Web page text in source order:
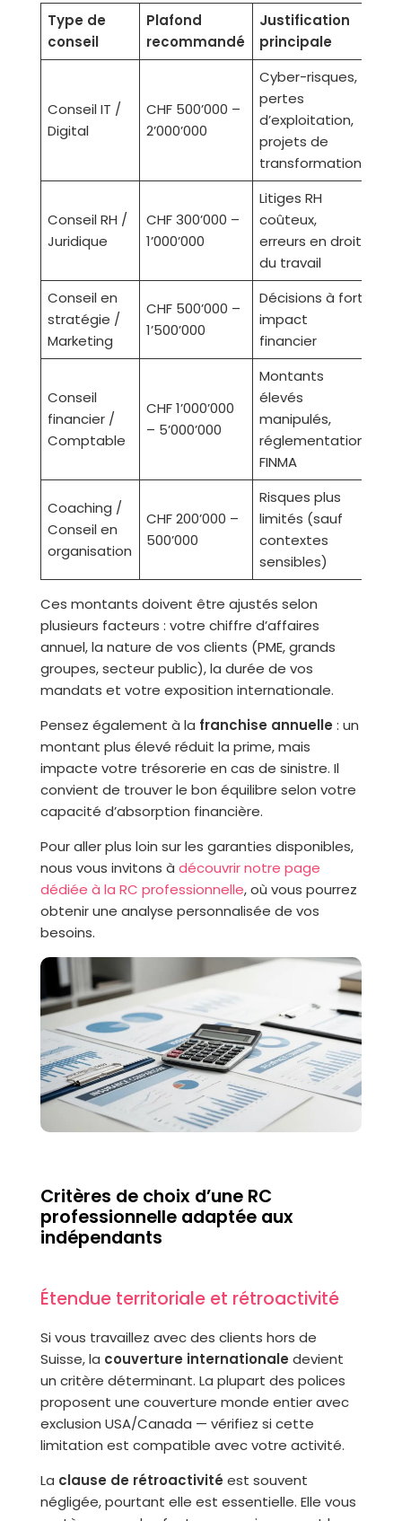
Type de
conseil
Plafond
recommandé
Justification
principale
Conseil IT /
Digital
CHF 500’000 –
2’000’000
Cyber-risques,
pertes
d’exploitation,
projets de
transformation
Conseil RH /
Juridique
CHF 300’000 –
1’000’000
Litiges RH
coûteux,
erreurs en droit
du travail
Conseil en
stratégie /
Marketing
CHF 500’000 –
1’500’000
Décisions à fort
impact
financier
Conseil
financier /
Comptable
CHF 1’000’000
– 5’000’000
Montants
élevés
manipulés,
réglementation
FINMA
Coaching /
Conseil en
organisation
CHF 200’000 –
500’000
Risques plus
limités (sauf
contextes
sensibles)
Ces montants doivent être ajustés selon
plusieurs facteurs : votre chiffre d’affaires
annuel, la nature de vos clients (PME, grands
groupes, secteur public), la durée de vos
mandats et votre exposition internationale.
Pensez également à la franchise annuelle : un
montant plus élevé réduit la prime, mais
impacte votre trésorerie en cas de sinistre. Il
convient de trouver le bon équilibre selon votre
capacité d’absorption financière.
Pour aller plus loin sur les garanties disponibles,
nous vous invitons à découvrir notre page
dédiée à la RC professionnelle, où vous pourrez
obtenir une analyse personnalisée de vos
besoins.
Critères de choix d’une RC
professionnelle adaptée aux
indépendants
Étendue territoriale et rétroactivité
Si vous travaillez avec des clients hors de
Suisse, la couverture internationale devient
un critère déterminant. La plupart des polices
proposent une couverture monde entier avec
exclusion USA/Canada — vérifiez si cette
limitation est compatible avec votre activité.
La clause de rétroactivité est souvent
négligée, pourtant elle est essentielle. Elle vous